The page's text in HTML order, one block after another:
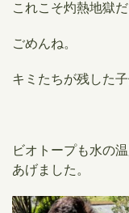
これこそ灼熱地獄だ
ごめんね。
キミたちが残した
ビオトープも水の
あげました。